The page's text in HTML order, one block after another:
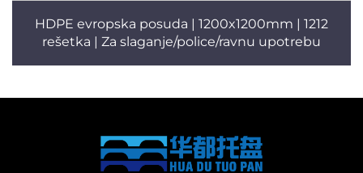
HDPE evropska posuda | 1200x1200mm | 1212
rešetka | Za slaganje/police/ravnu upotrebu